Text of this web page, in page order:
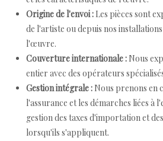
Origine de l'envoi : Les pièces sont
de l'artiste ou depuis nos
l'œuvre.
Couverture internationale : Nous
entier avec des opérateurs
Gestion intégrale : Nous prenons en
l'assurance et les démarches liées à
gestion des taxes d'importation et
lorsqu'ils s'appliquent.